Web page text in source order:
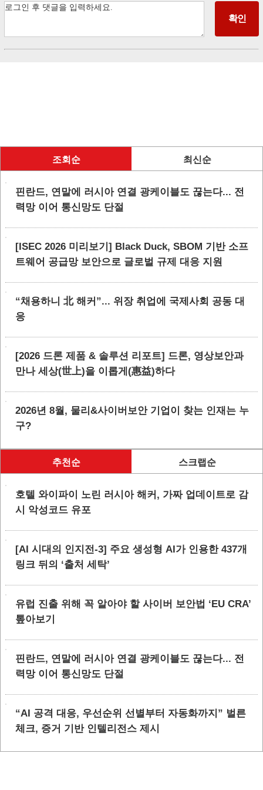
조회순 최신순
핀란드, 연말에 러시아 연결 광케이블도 끊는다... 전
력망 이어 통신망도 단절
[ISEC 2026 미리보기] Black Duck, SBOM 기반 소프
트웨어 공급망 보안으로 글로벌 규제 대응 지원
“채용하니 北 해커”... 위장 취업에 국제사회 공동 대
응
[2026 드론 제품 & 솔루션 리포트] 드론, 영상보안과
만나 세상(世上)을 이롭게(惠益)하다
2026년 8월, 물리&사이버보안 기업이 찾는 인재는 누
구?
추천순 스크랩순
호텔 와이파이 노린 러시아 해커, 가짜 업데이트로 감
시 악성코드 유포
[AI 시대의 인지전-3] 주요 생성형 AI가 인용한 437개
링크 뒤의 ‘출처 세탁’
유럽 진출 위해 꼭 알아야 할 사이버 보안법 ‘EU CRA’
톺아보기
핀란드, 연말에 러시아 연결 광케이블도 끊는다... 전
력망 이어 통신망도 단절
“AI 공격 대응, 우선순위 선별부터 자동화까지” 벌른
체크, 증거 기반 인텔리전스 제시